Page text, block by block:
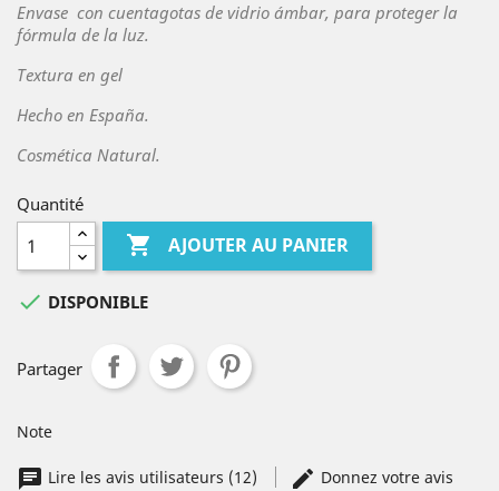
Envase con cuentagotas de vidrio ámbar, para proteger la
fórmula de la luz.
Textura en gel
Hecho en España.
Cosmética Natural.
Quantité
 AJOUTER AU PANIER
 DISPONIBLE
Partager
Note
Lire les avis utilisateurs (12) Donnez votre avis